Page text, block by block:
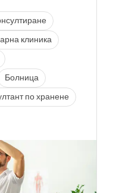
клиника
Болница
по хранене